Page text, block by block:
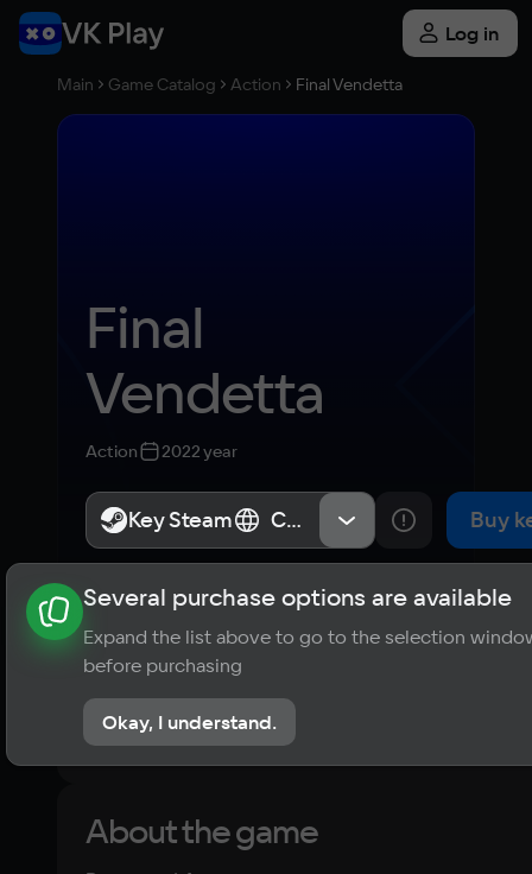
Log in
Main Game Catalog Action Final Vendetta
Final
Vendetta
Action 2022 year
Key Steam СНГ, Россия Buy
About the game News Requirements
? Player ratings
No reviews
About the game
Key Steam СНГ, Россия
Several purchase options are available
Expand the list above to go to the selection
before purchasing
Okay, I understand.